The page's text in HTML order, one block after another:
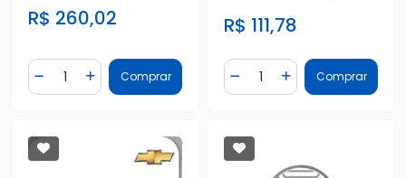
R$ 260,02
Diminuir Quantidade
Quantidade
Adicionar Quantidade
Comprar
R$ 111,78
Diminuir Quantidade
Quantidade
AdicionarComprar